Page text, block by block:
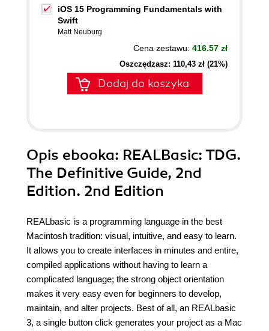
iOS 15 Programming Fundamentals with
Swift
Matt Neuburg
Cena zestawu: 416.57 zł
Oszczędzasz: 110,43 zł (21%)
Dodaj do koszyka
Opis ebooka: REALBasic: TDG.
The Definitive Guide, 2nd
Edition. 2nd Edition
REALbasic is a programming language in the best
Macintosh tradition: visual, intuitive, and easy to learn.
It allows you to create interfaces in minutes and entire,
compiled applications without having to learn a
complicated language; the strong object orientation
makes it very easy even for beginners to develop,
maintain, and alter projects. Best of all, an REALbasic
3, a single button click generates your project as a Mac